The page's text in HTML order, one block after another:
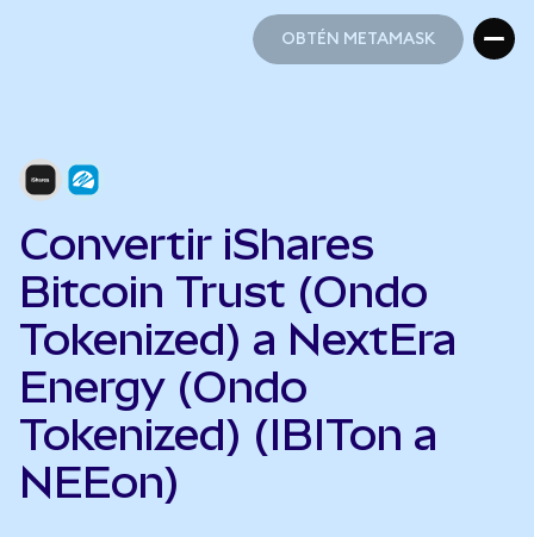
OBTÉN METAMASK
Convertir iShares
Bitcoin Trust (Ondo
Tokenized) a NextEra
Energy (Ondo
Tokenized) (IBITon a
NEEon)